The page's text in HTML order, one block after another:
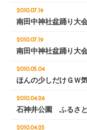
2010.07.19
南田中神社盆踊り大
2010.07.19
南田中神社盆踊り大
2010.05.04
ほんの少しだけＧＷ
2010.04.26
石神井公園 ふるさと
2010.04.25